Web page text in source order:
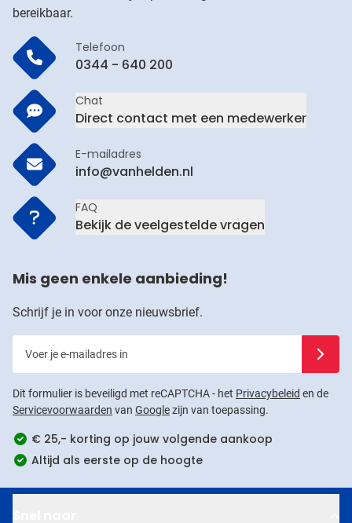
bereikbaar.
Telefoon
0344 - 640 200
Chat
Direct contact met een medewerker
E-mailadres
info@vanhelden.nl
FAQ
Bekijk de veelgestelde vragen
Mis geen enkele aanbieding!
Schrijf je in voor onze nieuwsbrief.
Dit formulier is beveiligd met reCAPTCHA - het Privacybeleid en de
Servicevoorwaarden van Googlezijn van toepassing.
€ 25,- korting op jouw volgende aankoop
Altijd als eerste op de hoogte